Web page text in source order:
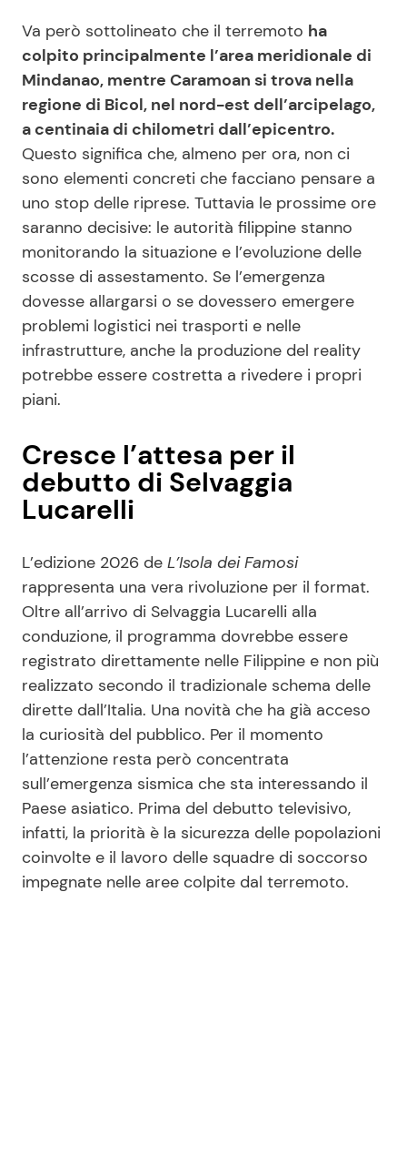
Va però sottolineato che il terremoto ha
colpito principalmente l’area meridionale di
Mindanao, mentre Caramoan si trova nella
regione di Bicol, nel nord-est dell’arcipelago,
a centinaia di chilometri dall’epicentro.
Questo significa che, almeno per ora, non ci
sono elementi concreti che facciano pensare a
uno stop delle riprese. Tuttavia le prossime ore
saranno decisive: le autorità filippine stanno
monitorando la situazione e l’evoluzione delle
scosse di assestamento. Se l’emergenza
dovesse allargarsi o se dovessero emergere
problemi logistici nei trasporti e nelle
infrastrutture, anche la produzione del reality
potrebbe essere costretta a rivedere i propri
piani.
Cresce l’attesa per il
debutto di Selvaggia
Lucarelli
L’edizione 2026 de L’Isola dei Famosi
rappresenta una vera rivoluzione per il format.
Oltre all’arrivo di Selvaggia Lucarelli alla
conduzione, il programma dovrebbe essere
registrato direttamente nelle Filippine e non più
realizzato secondo il tradizionale schema delle
dirette dall’Italia. Una novità che ha già acceso
la curiosità del pubblico. Per il momento
l’attenzione resta però concentrata
sull’emergenza sismica che sta interessando il
Paese asiatico. Prima del debutto televisivo,
infatti, la priorità è la sicurezza delle popolazioni
coinvolte e il lavoro delle squadre di soccorso
impegnate nelle aree colpite dal terremoto.